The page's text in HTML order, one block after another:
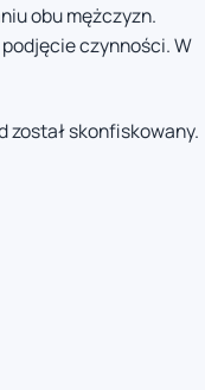
obu mężczyzn.
czynności. W
został skonfiskowany.